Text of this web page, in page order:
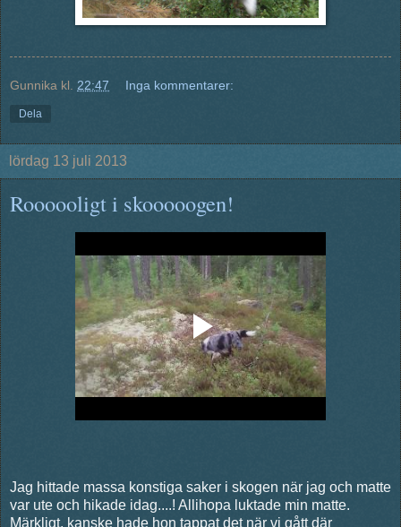
Gunnika kl. 22:47 Inga kommentarer:
Dela
lördag 13 juli 2013
Roooooligt i skooooogen!
Jag hittade massa konstiga saker i skogen när jag och matte
var ute och hikade idag....! Allihopa luktade min matte.
Märkligt, kanske hade hon tappat det när vi gått där